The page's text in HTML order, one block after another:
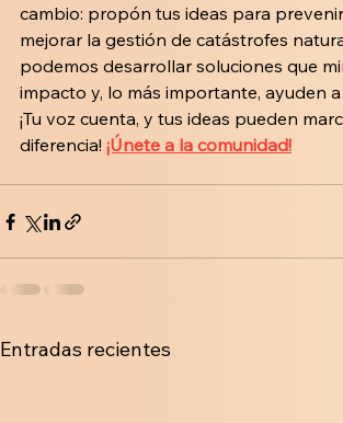
cambio: propón tus ideas para
mejorar la gestión de catástrofes
podemos desarrollar soluciones que
impacto y, lo más importante, ayuden
¡Tu voz cuenta, y tus ideas pueden
diferencia! ¡Únete a la comunidad!
Entradas recientes